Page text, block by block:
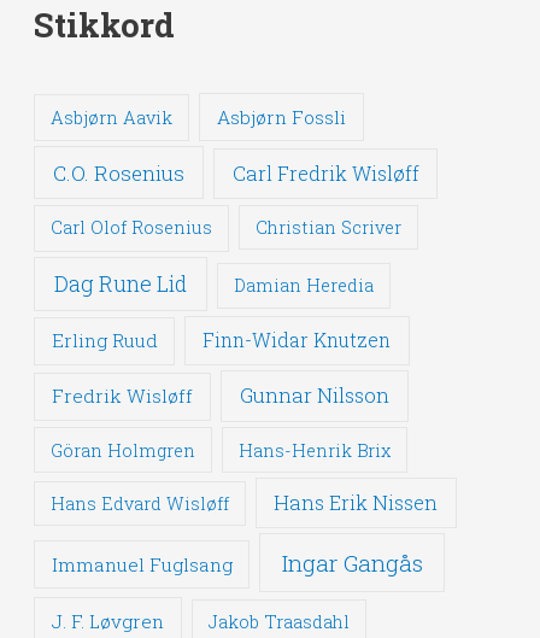
Stikkord
Asbjørn Aavik Asbjørn Fossli
C.O. Rosenius Carl Fredrik Wisløff
Carl Olof Rosenius Christian Scriver
Dag Rune Lid Damian Heredia
Erling Ruud Finn-Widar Knutzen
Fredrik Wisløff Gunnar Nilsson
Göran Holmgren Hans-Henrik Brix
Hans Edvard Wisløff Hans Erik Nissen
Immanuel Fuglsang Ingar Gangås
J. F. Løvgren Jakob Traasdahl